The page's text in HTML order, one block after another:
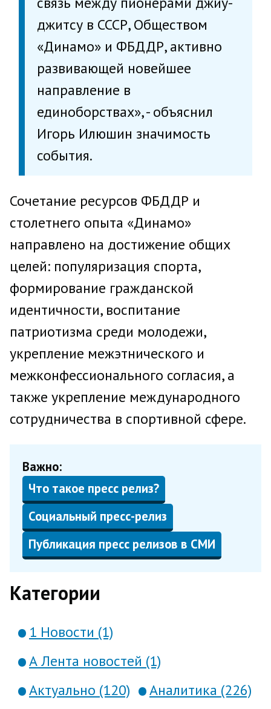
джитсу в СССР, Обществом
«Динамо» и ФБДДР, активно
развивающей новейшее
направление в
единоборствах», - объяснил
Игорь Илюшин значимость
события.
Сочетание ресурсов ФБДДР и
столетнего опыта «Динамо»
направлено на достижение общих
целей: популяризация спорта,
формирование гражданской
идентичности, воспитание
патриотизма среди молодежи,
укрепление межэтнического и
межконфессионального согласия, а
также укрепление международного
сотрудничества в спортивной сфере.
Важно:
Что такое пресс релиз?
Социальный пресс-релиз
Публикация пресс релизов в СМИ
Категории
1 Новости (1)
А Лента новостей (1)
Актуально (120)
Аналитика (226)